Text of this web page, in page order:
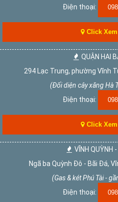
Điện thoại:
Click
QUẬN HAI
294 Lạc Trung, phường Vĩnh
(Đối diện cây xăng Hà
Điện thoại:
Click
VĨNH QUỲNH
Ngã ba Quỳnh Đô - Bãi Đá,
(Gas & két Phú Tài -
Điện thoại: